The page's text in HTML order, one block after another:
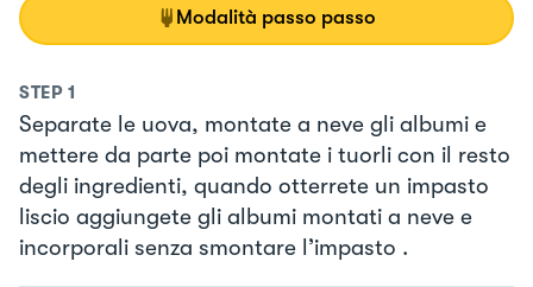
Modalità passo passo
STEP 1
Separate le uova, montate a neve gli albumi e
mettere da parte poi montate i tuorli con il resto
degli ingredienti, quando otterrete un impasto
liscio aggiungete gli albumi montati a neve e
incorporali senza smontare l’impasto .